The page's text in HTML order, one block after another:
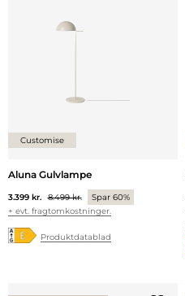
Customise
Aluna Gulvlampe
3.399 kr. 8.499 kr.
Spar 60%
+ evt. fragtomkostninger.
Produktdatablad